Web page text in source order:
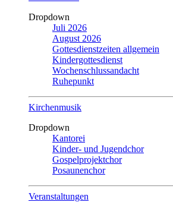
Dropdown
Juli 2026
August 2026
Gottesdienstzeiten allgemein
Kindergottesdienst
Wochenschlussandacht
Ruhepunkt
Kirchenmusik
Dropdown
Kantorei
Kinder- und Jugendchor
Gospelprojektchor
Posaunenchor
Veranstaltungen